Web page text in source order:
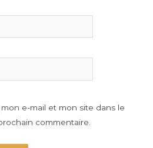
e-mail et mon site dans le
commentaire.